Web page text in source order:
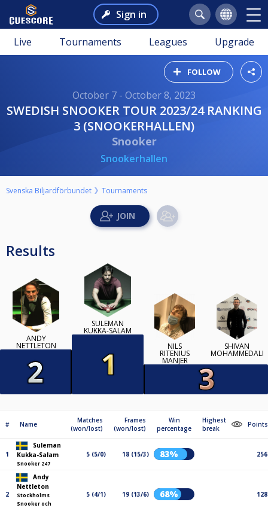
Sign in
Live Tournaments Leagues Upgrade
FOLLOW
October 7 - October 8, 2023
SWEDISH SNOOKER TOUR 2023/24 RANKING
3 (SNOOKERHALLEN)
Snooker
Snookerhallen
Svenska Biljardförbundet Tournaments
Results
ANDY
NETTLETON
SULEMAN
KUKKA-SALAM
NILS
RITENIUS
MANJER
SHIVAN
MOHAMMEDALI
# Name
Matches
(won/lost)
Frames
(won/lost)
Win
percentage
Highest
break
Points
1
Suleman
Kukka-Salam
Snooker 247
5 (5/0) 18 (15/3) 83%
2
Andy
Nettleton
Stockholms
Snooker och
5 (4/1) 19 (13/6) 68%